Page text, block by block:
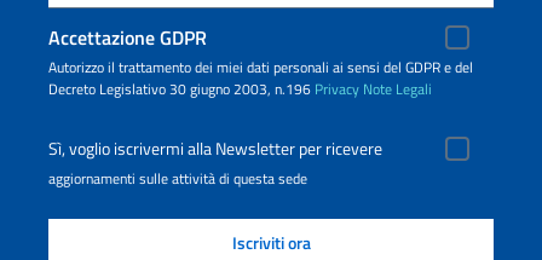
Accettazione GDPR
Autorizzo il trattamento dei miei dati personali ai sensi del GDPR e del
Decreto Legislativo 30 giugno 2003, n.196 Privacy Note Legali
Sì, voglio iscrivermi alla Newsletter per ricevere
aggiornamenti sulle attività di questa sede